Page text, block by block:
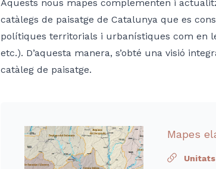
Aquests nous mapes complementen i
catàlegs de paisatge de Catalunya que es
polítiques territorials i urbanístiques com en
etc.). D’aquesta manera, s’obté una visió
catàleg de paisatge.
Mapes